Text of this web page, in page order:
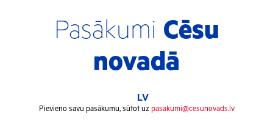
Pasākumi Cēsu
novadā
LV
Pievieno savu pasākumu, sūtot uz pasakumi@cesunovads.lv